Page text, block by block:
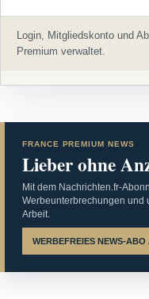
Login, Mitgliedskonto und
Premium verwaltet.
FRANCE PREMIUM NEWS
Lieber ohne
Mit dem Nachrichten.fr-
Werbeunterbrechungen und
Arbeit.
WERBEFREIES NEWS-